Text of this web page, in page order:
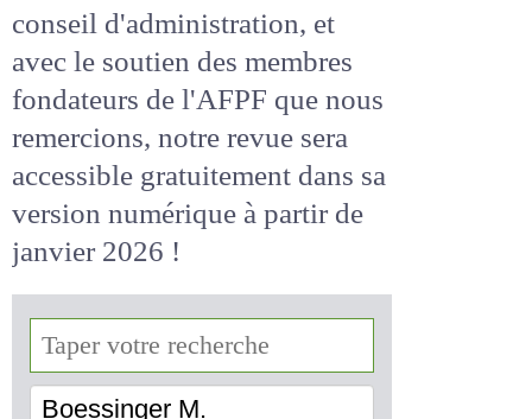
Suite à la décision de notre
conseil d'administration, et
avec le soutien des membres
fondateurs de l'AFPF que nous
remercions, notre revue sera
accessiblegratuitementdans
sa version numérique
de janvier 2026 !